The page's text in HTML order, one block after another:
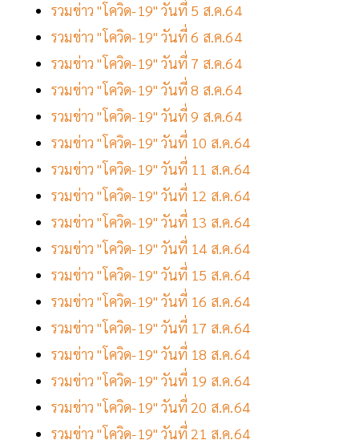
รวมข่าว "โควิด-19" วันที่ 5 ส.ค.64
รวมข่าว "โควิด-19" วันที่ 6 ส.ค.64
รวมข่าว "โควิด-19" วันที่ 7 ส.ค.64
รวมข่าว "โควิด-19" วันที่ 8 ส.ค.64
รวมข่าว "โควิด-19" วันที่ 9 ส.ค.64
รวมข่าว "โควิด-19" วันที่ 10 ส.ค.64
รวมข่าว "โควิด-19" วันที่ 11 ส.ค.64
รวมข่าว "โควิด-19" วันที่ 12 ส.ค.64
รวมข่าว "โควิด-19" วันที่ 13 ส.ค.64
รวมข่าว "โควิด-19" วันที่ 14 ส.ค.64
รวมข่าว "โควิด-19" วันที่ 15 ส.ค.64
รวมข่าว "โควิด-19" วันที่ 16 ส.ค.64
รวมข่าว "โควิด-19" วันที่ 17 ส.ค.64
รวมข่าว "โควิด-19" วันที่ 18 ส.ค.64
รวมข่าว "โควิด-19" วันที่ 19 ส.ค.64
รวมข่าว "โควิด-19" วันที่ 20 ส.ค.64
รวมข่าว "โควิด-19" วันที่ 21 ส.ค.64